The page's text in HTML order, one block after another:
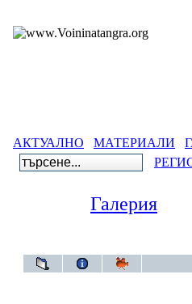
АКТУАЛНО МАТЕРИАЛИ
Галерия